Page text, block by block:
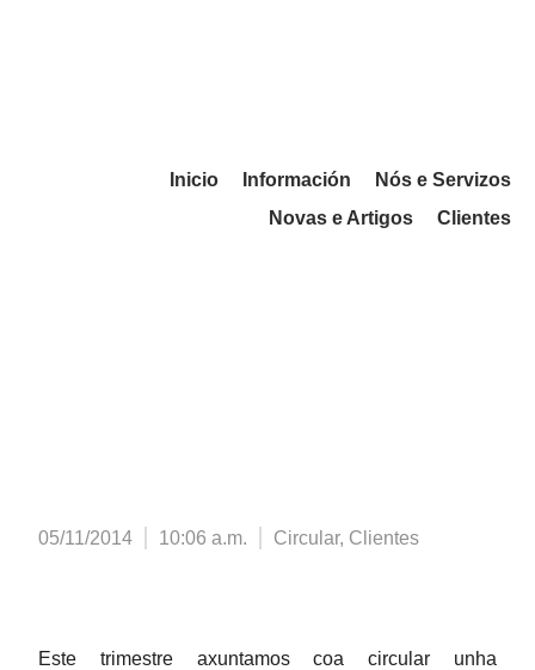
Inicio Información
Nós e Servizos
Novas e Artigos
Clientes
05/11/2014 10:06 a.m. Circular, Clientes
Este trimestre axuntamos coa circular unha